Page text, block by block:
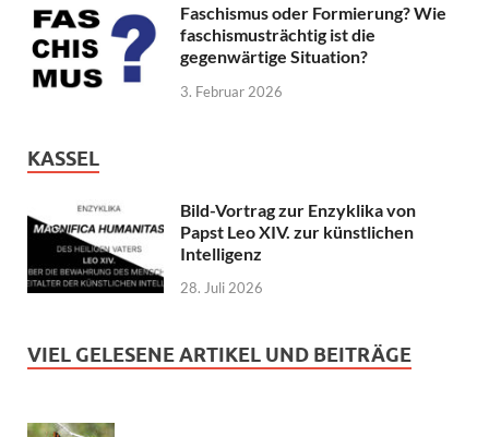
Faschismus oder Formierung? Wie
faschismusträchtig ist die
gegenwärtige Situation?
3. Februar 2026
KASSEL
Bild-Vortrag zur Enzyklika von
Papst Leo XIV. zur künstlichen
Intelligenz
28. Juli 2026
VIEL GELESENE ARTIKEL UND BEITRÄGE